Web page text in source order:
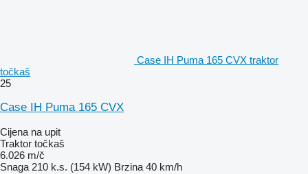
Case IH Puma 165 CVX traktor
točkaš
25
Case IH Puma 165 CVX
Cijena na upit
Traktor točkaš
6.026 m/č
Snaga 210 k.s. (154 kW) Brzina 40 km/h